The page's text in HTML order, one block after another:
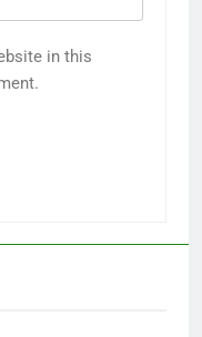
in this